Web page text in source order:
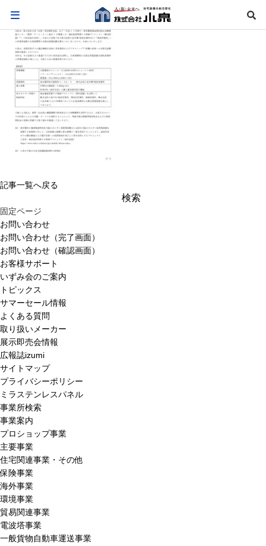
記事一覧へ戻る
索:
固定ページ
お問い合わせ
お問い合わせ（完了画面）
お問い合わせ（確認画面）
お客様サポート
いずみ会のご案内
トピックス
サマーセール情報
よくある質問
取り扱いメーカー
展示即売会情報
広報誌izumi
サイトマップ
プライバシーポリシー
ミラステンレスパネル
事業所検索
事業案内
プロショップ事業
主要事業
住宅関連事業・その他
保険事業
海外事業
環境事業
貿易関連事業
電波塔事業
一般貨物自動車運送事業